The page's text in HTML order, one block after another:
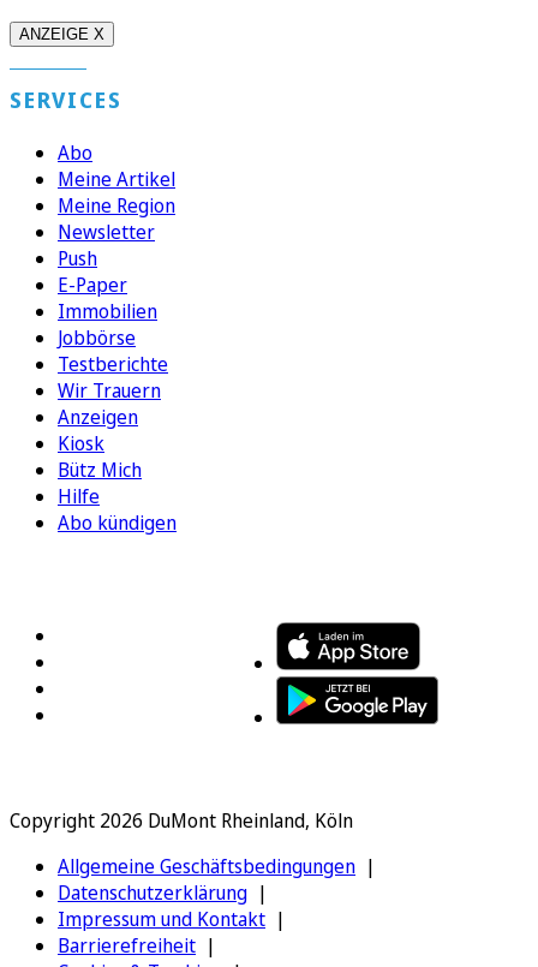
ANZEIGE X
SERVICES
Abo
Meine Artikel
Meine Region
Newsletter
Push
E-Paper
Immobilien
Jobbörse
Testberichte
Wir Trauern
Anzeigen
Kiosk
Bütz Mich
Hilfe
Abo kündigen
Copyright 2026 DuMont Rheinland, Köln
Allgemeine Geschäftsbedingungen
Datenschutzerklärung
Impressum und Kontakt
Barrierefreiheit